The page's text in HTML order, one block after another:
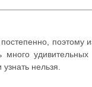
поэтому
много
нельзя.